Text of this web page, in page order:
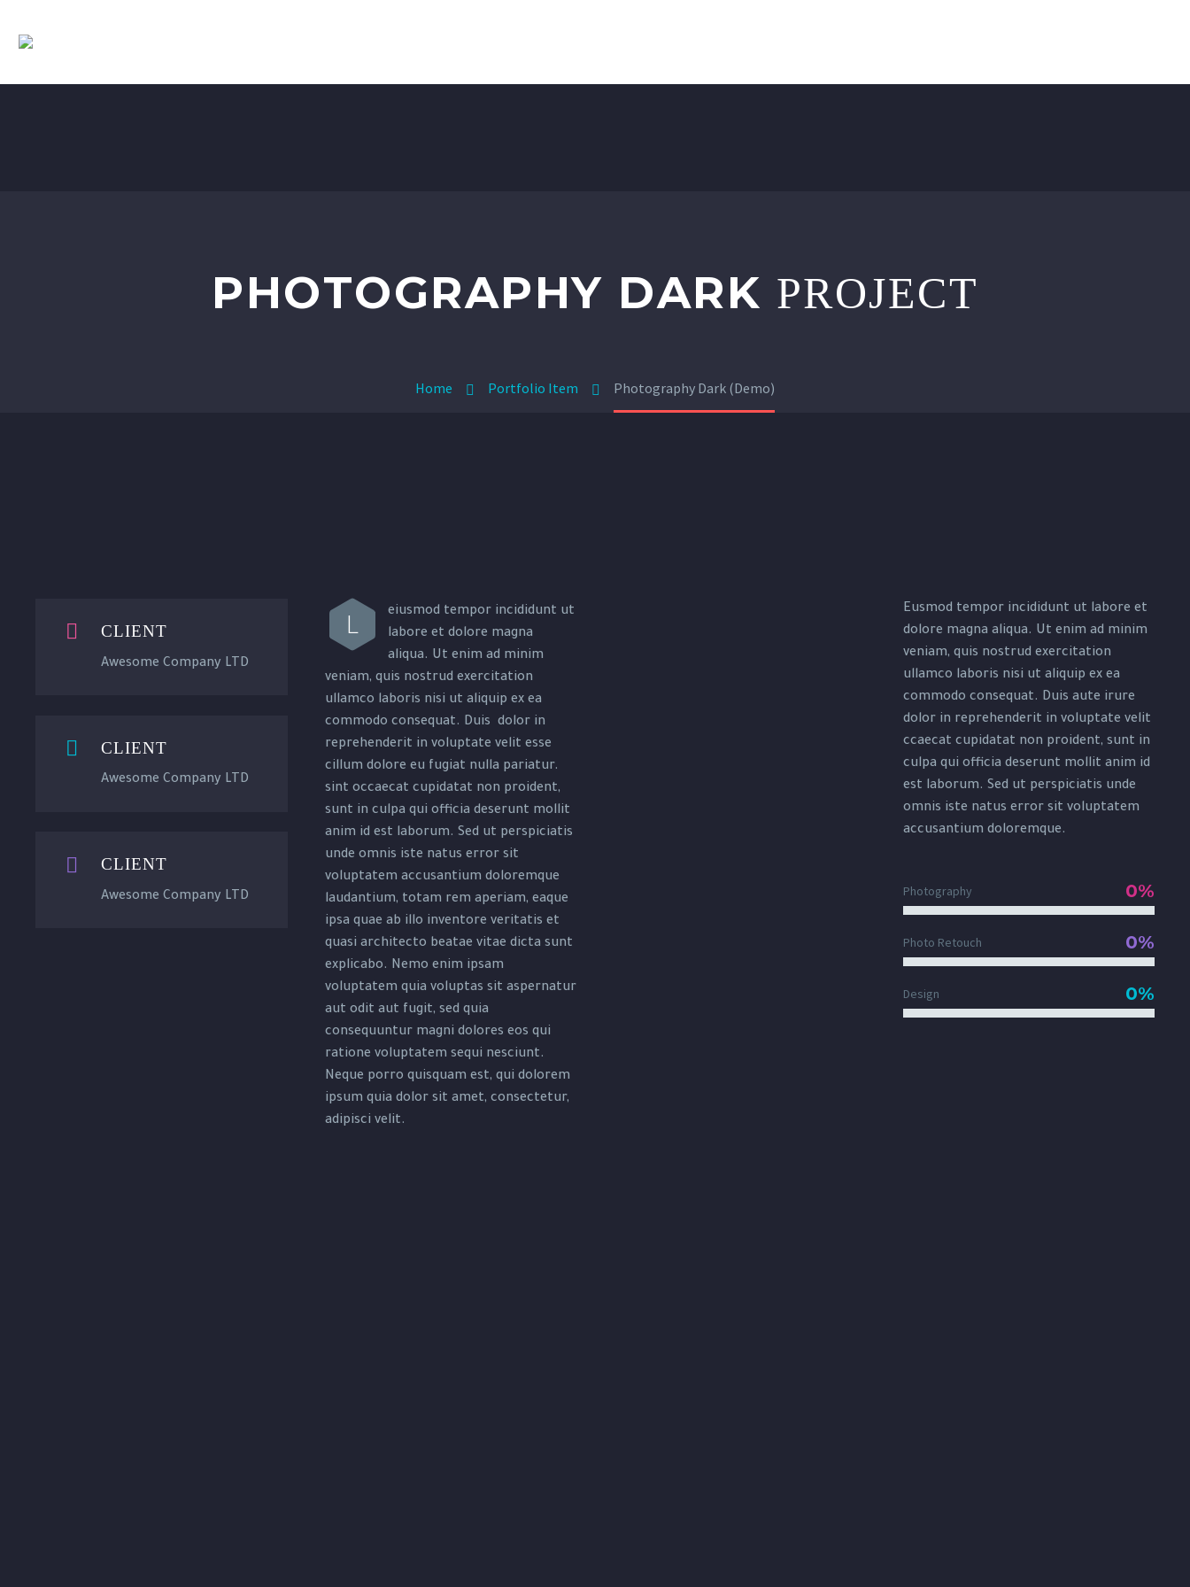
PHOTOGRAPHY DARK PROJECT
Home Portfolio Item Photography Dark (Demo)

 CLIENT
Awesome Company LTD

 CLIENT
Awesome Company LTD

 CLIENT
Awesome Company LTD
L
eiusmod tempor incididunt ut
labore et dolore magna
aliqua. Ut enim ad minim
veniam, quis nostrud exercitation
ullamco laboris nisi ut aliquip ex ea
commodo consequat. Duis dolor in
reprehenderit in voluptate velit esse
cillum dolore eu fugiat nulla pariatur.
sint occaecat cupidatat non proident,
sunt in culpa qui officia deserunt mollit
anim id est laborum. Sed ut perspiciatis
unde omnis iste natus error sit
voluptatem accusantium doloremque
laudantium, totam rem aperiam, eaque
ipsa quae ab illo inventore veritatis et
quasi architecto beatae vitae dicta sunt
explicabo. Nemo enim ipsam
voluptatem quia voluptas sit aspernatur
aut odit aut fugit, sed quia
consequuntur magni dolores eos qui
ratione voluptatem sequi nesciunt.
Neque porro quisquam est, qui dolorem
ipsum quia dolor sit amet, consectetur,
adipisci velit.
Eusmod tempor incididunt ut labore et
dolore magna aliqua. Ut enim ad minim
veniam, quis nostrud exercitation
ullamco laboris nisi ut aliquip ex ea
commodo consequat. Duis aute irure
dolor in reprehenderit in voluptate velit
ccaecat cupidatat non proident, sunt in
culpa qui officia deserunt mollit anim id
est laborum. Sed ut perspiciatis unde
omnis iste natus error sit voluptatem
accusantium doloremque.
Photography 0%
Photo Retouch 0%
Design 0%